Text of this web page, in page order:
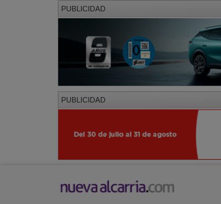
PUBLICIDAD
PUBLICIDAD